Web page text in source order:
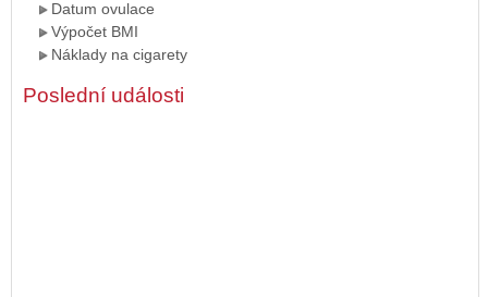
Datum ovulace
Výpočet BMI
Náklady na cigarety
Poslední události